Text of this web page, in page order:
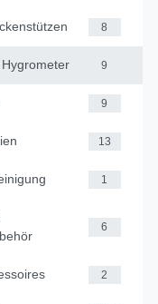
8
9
9
13
1
6
2